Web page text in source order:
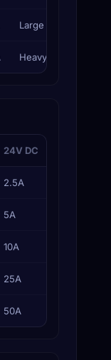
Large feeders
Heavy feeders
24V DC
2.5A
5A
10A
25A
50A